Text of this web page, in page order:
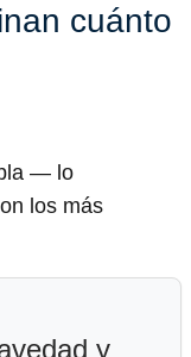
cuánto
— lo
los más
y